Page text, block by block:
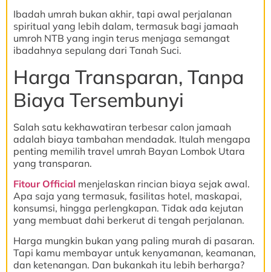
Ibadah umrah bukan akhir, tapi awal perjalanan
spiritual yang lebih dalam, termasuk bagi jamaah
umroh NTB yang ingin terus menjaga semangat
ibadahnya sepulang dari Tanah Suci.
Harga Transparan, Tanpa
Biaya Tersembunyi
Salah satu kekhawatiran terbesar calon jamaah
adalah biaya tambahan mendadak. Itulah mengapa
penting memilih travel umrah Bayan Lombok Utara
yang transparan.
Fitour Official menjelaskan rincian biaya sejak awal.
Apa saja yang termasuk, fasilitas hotel, maskapai,
konsumsi, hingga perlengkapan. Tidak ada kejutan
yang membuat dahi berkerut di tengah perjalanan.
Harga mungkin bukan yang paling murah di pasaran.
Tapi kamu membayar untuk kenyamanan, keamanan,
dan ketenangan. Dan bukankah itu lebih berharga?